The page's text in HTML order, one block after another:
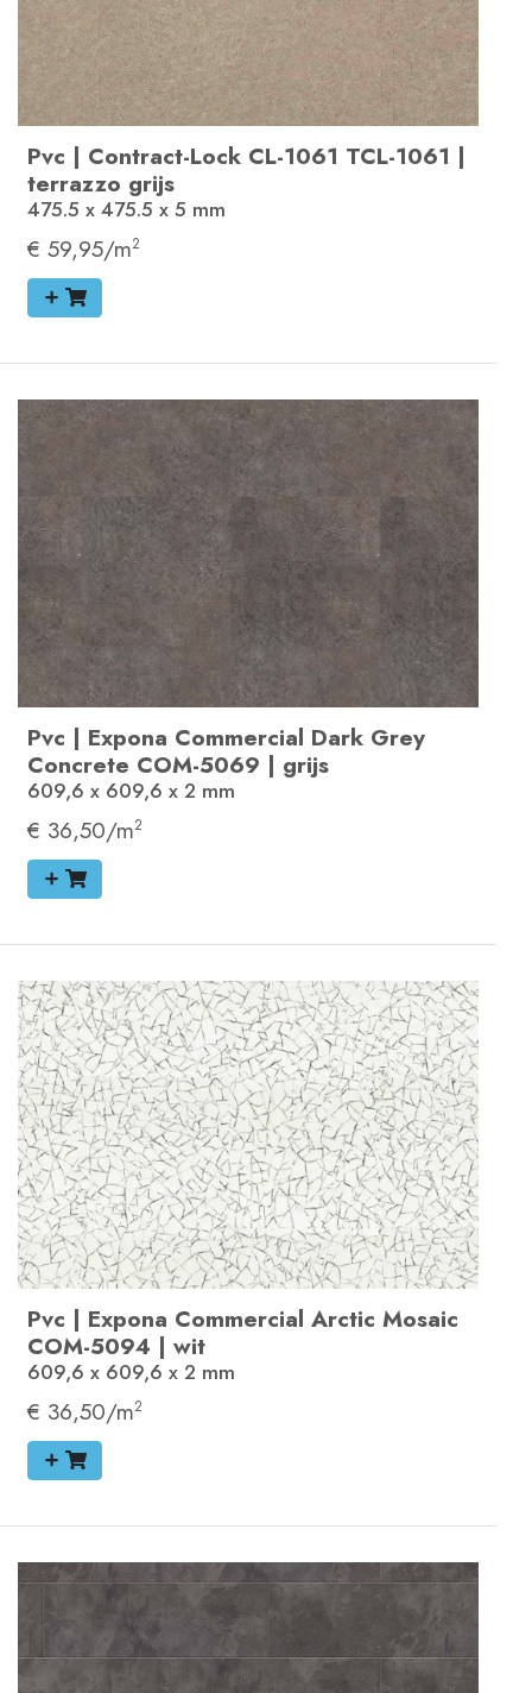
Pvc | Contract-Lock CL-1061 TCL-1061 |
terrazzo grijs
475.5 x 475.5 x 5 mm
€ 59,95/m2
Pvc | Expona Commercial Dark Grey
Concrete COM-5069 | grijs
609,6 x 609,6 x 2 mm
€ 36,50/m2
Pvc | Expona Commercial Arctic Mosaic
COM-5094 | wit
609,6 x 609,6 x 2 mm
€ 36,50/m2